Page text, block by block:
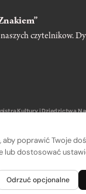
naszych czytelnikow.
Kultury i Dziedzictwa
poprawić Twoje
lub dostosować
Odrzuć opcjonalne